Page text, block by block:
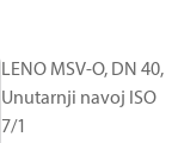
LENO MSV-O, DN 40,
Unutarnji navoj ISO
7/1